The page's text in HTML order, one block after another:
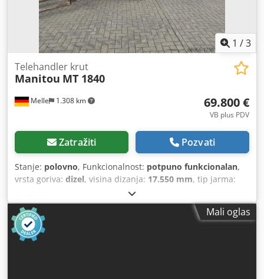
1 /3
Melle 1.308 km
Telehandler krut
Manitou MT 1840
69.800 €
VB plus PDV
Zatražiti Pozvati
Stanje: polovno, Funkcionalnost: potpuno funkcionalan,
vrsta goriva: dizel, visina dizanja: 17.550 mm, tip jarma:
, Godina proizvodnje:
građevinska visina:2.500 mm, tip pogona:Diesel, nosivost:
4.000 kg
, Teleskopski
utovarivač krut Broj šasije: G 5363 Tip jarbola: Teleskopski
Stanje: Spreman za upotrebu i potpuno funkcionalan
Mali oglas